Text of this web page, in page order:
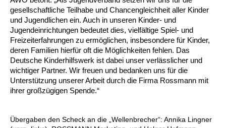
Kindertagesstätte König-Ludwig-Straße
Kindertagesstätte Langes Feld “Deisterspatzen”
Kindertagesstätte Moorlilienweg /
Familienzentrum
Kindertagesstätte Petermannstraße /
Familienzentrum
Kindertagesstätte Ibykusweg / Familienzentrum
Kindertagesstätte Johannes-Lau-Hof
Kindertagesstätte Kapellenbrink /
Familienzentrum
Kindertagesstätte Klaus-Müller-Kilian-Weg /
“Mäuseburg” / Familienzentrum
gesellschaftliche Teilhabe und Chancengleichheit aller Kinder
und Jugendlichen ein. Auch in unseren Kinder- und
Jugendeinrichtungen bedeutet dies, vielfältige Spiel- und
Freizeiterfahrungen zu ermöglichen, insbesondere für Kinder,
deren Familien hierfür oft die Möglichkeiten fehlen. Das
Deutsche Kinderhilfswerk ist dabei unser verlässlicher und
wichtiger Partner. Wir freuen und bedanken uns für die
Unterstützung unserer Arbeit durch die Firma Rossmann mit
ihrer großzügigen Spende.“
Übergaben den Scheck an die „Wellenbrecher“: Annika Lingner